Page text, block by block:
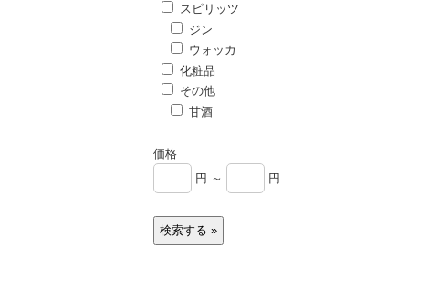
スピリッツ
ジン
ウォッカ
化粧品
その他
甘酒
価格
円 ～
円